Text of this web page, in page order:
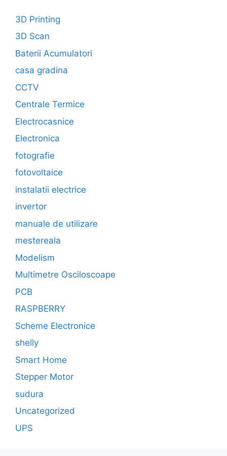
3D Printing
3D Scan
Baterii Acumulatori
casa gradina
CCTV
Centrale Termice
Electrocasnice
Electronica
fotografie
fotovoltaice
instalatii electrice
invertor
manuale de utilizare
mestereala
Modelism
Multimetre Osciloscoape
PCB
RASPBERRY
Scheme Electronice
shelly
Smart Home
Stepper Motor
sudura
Uncategorized
UPS